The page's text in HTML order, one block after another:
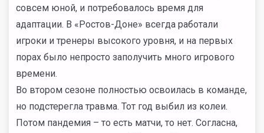
совсем юной, и потребовалось время для
адаптации. В «Ростов-Доне» всегда работали
игроки и тренеры высокого уровня, и на первых
порах было непросто заполучить много игрового
времени.
Во втором сезоне полностью освоилась в команде,
но подстерегла травма. Тот год выбил из колеи.
Потом пандемия – то есть матчи, то нет. Согласна,